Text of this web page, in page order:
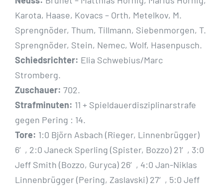
Karota, Haase, Kovacs – Orth, Metelkov, M.
Sprengnöder, Thum, Tillmann, Siebenmorgen, T.
Sprengnöder, Stein, Nemec, Wolf, Hasenpusch.
Schiedsrichter: Elia Schwebius/Marc
Stromberg.
Zuschauer: 702.
Strafminuten: 11 + Spieldauerdisziplinarstrafe
gegen Pering : 14.
Tore: 1:0 Björn Asbach (Rieger, Linnenbrügger)
6′, 2:0 Janeck Sperling (Spister, Bozzo) 21′, 3:0
Jeff Smith (Bozzo, Guryca) 26′, 4:0 Jan-Niklas
Linnenbrügger (Pering, Zaslavski) 27′, 5:0 Jeff